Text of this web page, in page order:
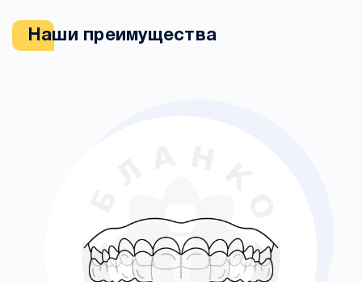
Наши преимущества